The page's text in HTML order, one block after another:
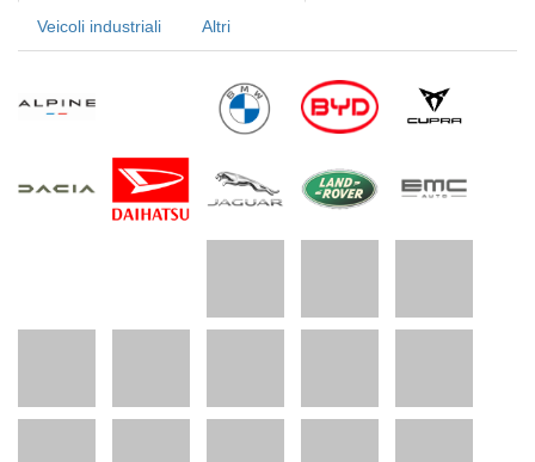
Veicoli industriali Altri